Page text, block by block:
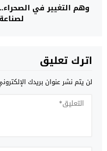
وهم التغيير في
اترك تعليق
لن يتم نشر عنوان بريدك